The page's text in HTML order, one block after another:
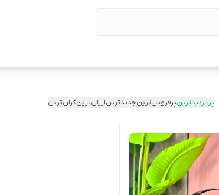
پربازدیدترینپرفروش‌ترینجدیدترینارزان‌ترینگران‌ترین